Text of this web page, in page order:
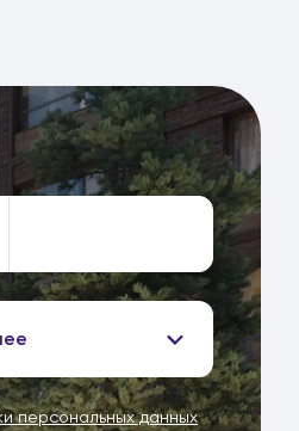
персональных данных